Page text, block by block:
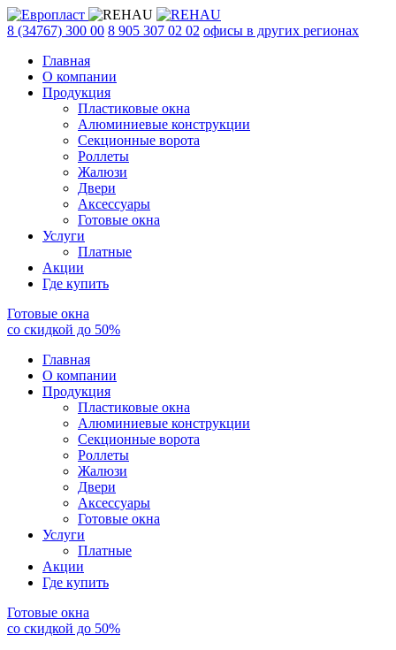
8 (34767) 300 00 8 905 307 02 02 офисы в других регионах
Главная
О компании
Продукция
Пластиковые окна
Алюминиевые конструкции
Секционные ворота
Роллеты
Жалюзи
Двери
Аксессуары
Готовые окна
Услуги
Платные
Акции
Где купить
Готовые окна
со скидкой до 50%
Главная
О компании
Продукция
Пластиковые окна
Алюминиевые конструкции
Секционные ворота
Роллеты
Жалюзи
Двери
Аксессуары
Готовые окна
Услуги
Платные
Акции
Где купить
Готовые окна
со скидкой до 50%